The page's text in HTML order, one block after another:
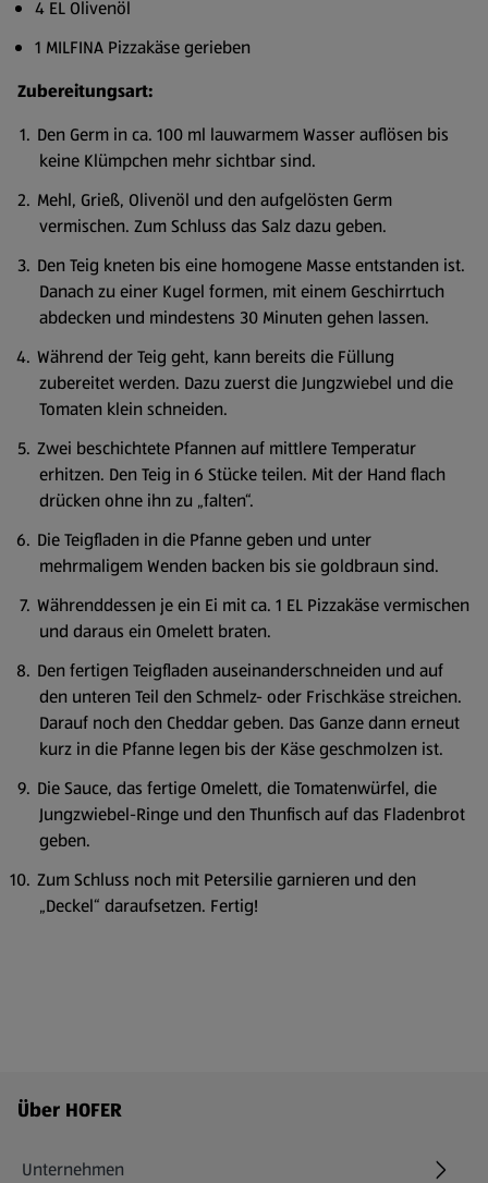
4 EL Olivenöl
1 MILFINA Pizzakäse gerieben
Zubereitungsart:
Den Germ in ca. 100 ml lauwarmem Wasser auflösen bis
keine Klümpchen mehr sichtbar sind.
Mehl, Grieß, Olivenöl und den aufgelösten Germ
vermischen. Zum Schluss das Salz dazu geben.
Den Teig kneten bis eine homogene Masse entstanden ist.
Danach zu einer Kugel formen, mit einem Geschirrtuch
abdecken und mindestens 30 Minuten gehen lassen.
Während der Teig geht, kann bereits die Füllung
zubereitet werden. Dazu zuerst die Jungzwiebel und die
Tomaten klein schneiden.
Zwei beschichtete Pfannen auf mittlere Temperatur
erhitzen. Den Teig in 6 Stücke teilen. Mit der Hand flach
drücken ohne ihn zu „falten“.
Die Teigfladen in die Pfanne geben und unter
mehrmaligem Wenden backen bis sie goldbraun sind.
Währenddessen je ein Ei mit ca. 1 EL Pizzakäse vermischen
und daraus ein Omelett braten.
Den fertigen Teigfladen auseinanderschneiden und auf
den unteren Teil den Schmelz- oder Frischkäse streichen.
Darauf noch den Cheddar geben. Das Ganze dann erneut
kurz in die Pfanne legen bis der Käse geschmolzen ist.
Die Sauce, das fertige Omelett, die Tomatenwürfel, die
Jungzwiebel-Ringe und den Thunfisch auf das Fladenbrot
geben.
Zum Schluss noch mit Petersilie garnieren und den
„Deckel“ daraufsetzen. Fertig!
Fußzeilenmenü - weitere Links
Über HOFER
Unternehmen